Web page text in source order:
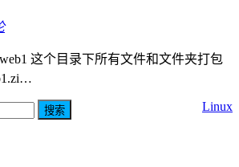
这个目录下所有文件和文件夹打包
Linux
搜索